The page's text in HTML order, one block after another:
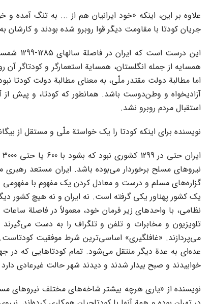
علاوه بر این، اینکه «خود ایرانیان هم از ... به تنگ
جریان کودتا با مقاومت دیگر قوا روبرو شده بودند و
این
همسایه از جمله انگلستان، همسایة استعمارگر و کودتاگر
اما مطالبة دولت مقتدر ملّی، به معنای مطالبة دولت
استقبال مردم روبرو نشد.
نویسنده برای اینکه کودتا را یک خواستة ملّی و مستقل از
نیروهای مسلح برخوردار می‌بوده باشد. ایران مستعد رهبری
یک کشور پهناور یکی گرفته است. نه ایران و نه هیچ کشور
نظامی، با واحدهای زیر فرمان خود، معمولاً در فاصلة
تلویزیون و مخابرات و تلفن و تلگراف را به دست
می‌پردازند. «غافلگیری» اساسی‌ترین شرط موفقیت
خوابیدند و صبح بیدار شدند و دیدند شهر حالت غیرعادی
نویسنده از «یاری هرچه بیشتر شاخه‌های مختلف نیروهای